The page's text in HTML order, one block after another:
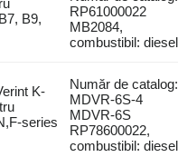
B9,
RP61000022
MB2084,
combustibil: diesel
K-
series
Număr de catalog:
MDVR-6S-4
MDVR-6S
RP78600022,
combustibil: diesel